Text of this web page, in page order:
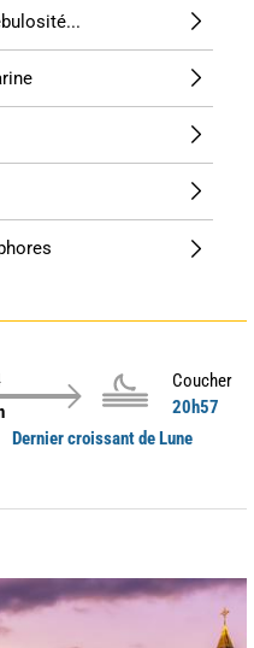
Coucher
20h57
Dernier croissant de Lune